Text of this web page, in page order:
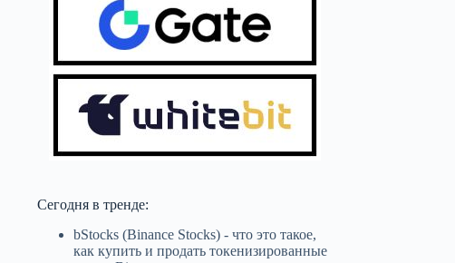
Сегодня в тренде:
bStocks (Binance Stocks) - что это такое,
как купить и продать токенизированные